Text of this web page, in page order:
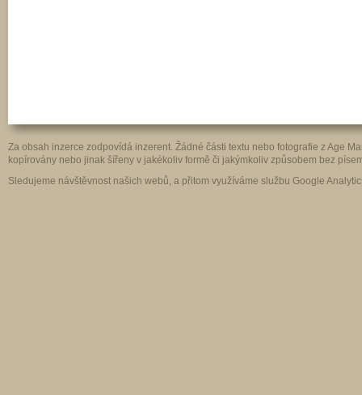
Za obsah inzerce zodpovídá inzerent. Žádné části textu nebo fotografie z Age
kopírovány nebo jinak šířeny v jakékoliv formě či jakýmkoliv způsobem bez
Sledujeme návštěvnost našich webů, a přitom využíváme službu Google